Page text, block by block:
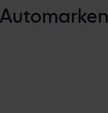
Automarken